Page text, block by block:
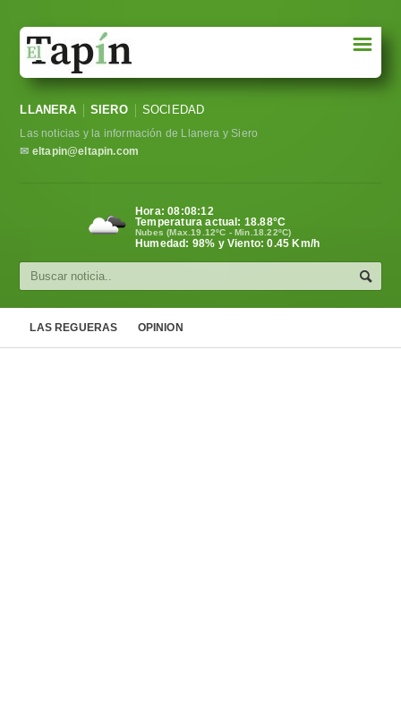
Sociedad
Política
Cultura
☰
LLANERA SIERO SOCIEDAD
Las noticias y la información de Llanera y Siero
✉ eltapin@eltapin.com
Hora:08:08:12
Temperatura actual: 18.88°C
Nubes (Max.19.12ºC - Min.18.22ºC)
Humedad: 98% y Viento: 0.45 Km/h
LAS REGUERAS OPINION